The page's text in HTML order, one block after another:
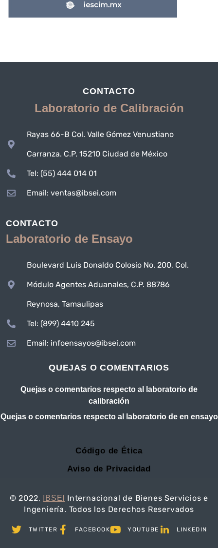
CONTACTO
Laboratorio de Calibración
Rayas 66-B Col. Valle Gómez Venustiano
Carranza. C.P. 15210 Ciudad de México
Tel: (55) 444 014 01
Email: ventas@ibsei.com
CONTACTO
Laboratorio de Ensayo
Boulevard Luis Donaldo Colosio No. 200, Col.
Módulo Agentes Aduanales, C.P. 88786
Reynosa, Tamaulipas
Tel: (899) 4410 245
Email: infoensayos@ibsei.com
QUEJAS O COMENTARIOS
Quejas o comentarios respecto al laboratorio de
calibración
Quejas o comentarios respecto al laboratorio de en ensayo
Código de Ética
Aviso de Privacidad
© 2022, IBSEI
Internacional de Bienes Servicios e
Ingeniería. Todos los Derechos Reservados
TWITTER FACEBOOK YOUTUBE LINKEDIN